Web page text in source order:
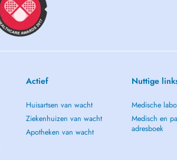
Actief
Huisartsen van wacht
Ziekenhuizen van wacht
Apotheken van wacht
Nuttige
Medische
Medisch en
adresboek